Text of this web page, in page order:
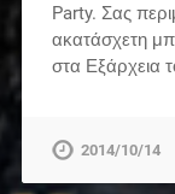
Party. Σας
ακατάσχετη
στα Εξάρχεια
2014/10/14